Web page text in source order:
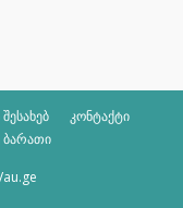
კონტაქტი
ბარათი